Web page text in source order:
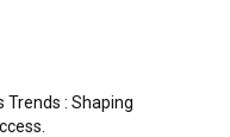
Trends : Shaping